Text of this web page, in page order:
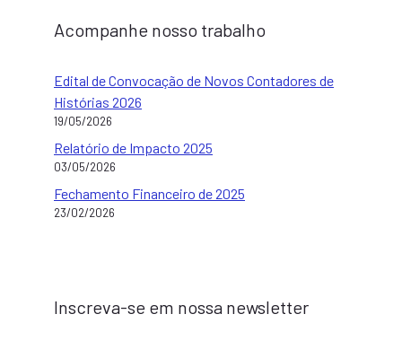
Acompanhe nosso trabalho
Edital de Convocação de Novos Contadores de
Histórias 2026
19/05/2026
Relatório de Impacto 2025
03/05/2026
Fechamento Financeiro de 2025
23/02/2026
Inscreva-se em nossa newsletter